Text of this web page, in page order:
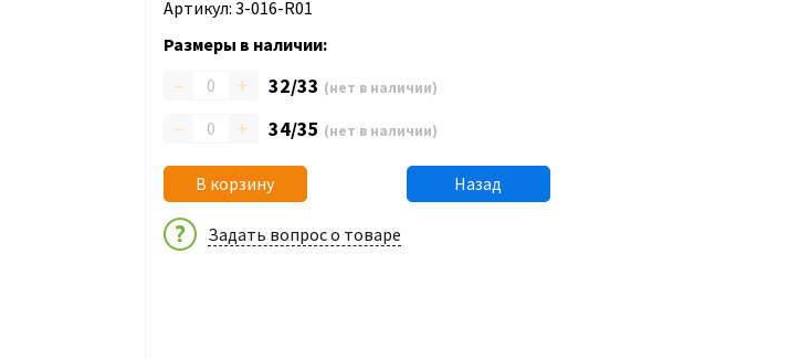
Артикул: 3-016-R01
Размеры в наличии:
– + 32/33 (нет в наличии)
– + 34/35 (нет в наличии)
В корзину Назад
Задать вопрос о товаре